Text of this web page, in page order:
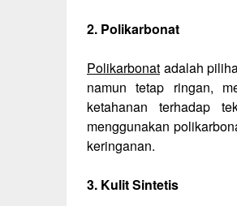
2. Polikarbonat
Polikarbonat adalah
namun tetap ringan,
ketahanan terhadap
menggunakan
keringanan.
3. Kulit Sintetis